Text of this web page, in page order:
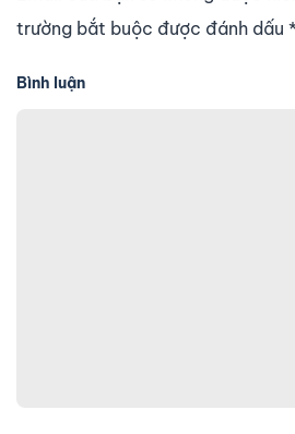
trường bắt buộc được đánh dấu
Bình luận